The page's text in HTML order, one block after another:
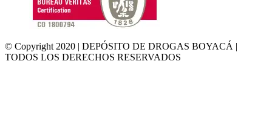
© Copyright 2020 | DEPÓSITO DE DROGAS BOYACÁ |
TODOS LOS DERECHOS RESERVADOS